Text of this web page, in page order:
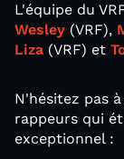
L'équipe du
Wesley (VRF),
Liza (VRF) et
N'hésitez pas
rappeurs qui
exceptionnel :